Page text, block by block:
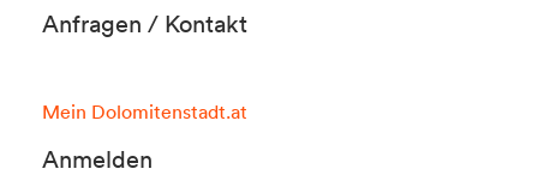
Anfragen / Kontakt
Mein Dolomitenstadt.at
Anmelden